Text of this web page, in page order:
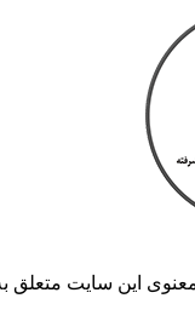
این سایت متعلق